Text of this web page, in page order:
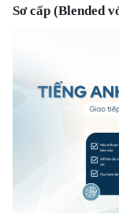
Sơ cấp (Blended